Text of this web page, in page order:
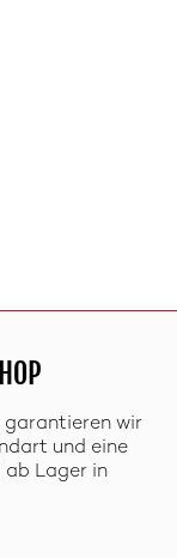
garantieren wir
und eine
ab Lager in